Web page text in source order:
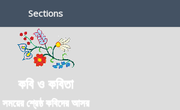
Sections
কবি ও কবিতা
সময়ের শ্রেষ্ঠ কবিদের আসর